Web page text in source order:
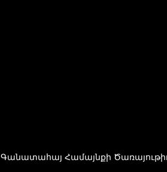
Գանատահայ Համայնքի